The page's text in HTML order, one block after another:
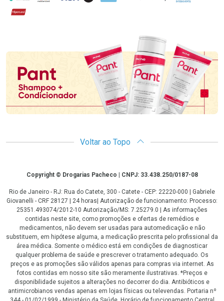
Hipercard
Promoção em Destaque
Voltar ao Topo
CopyrightCopyright © Drogarias Pacheco | CNPJ: 33.438.250/0187-08
Rio de Janeiro - RJ: Rua do Catete, 300 - Catete - CEP: 22220-000 | Gabriele
Giovanelli - CRF 28127 | 24 horas| Autorização de funcionamento: Processo:
25351.493074/2012-10 Autorização/MS: 7.25279.0 | As informações
contidas neste site, como promoções e ofertas de remédios e
medicamentos, não devem ser usadas para automedicação e não
substituem, em hipótese alguma, a medicação prescrita pelo profissional da
área médica. Somente o médico está em condições de diagnosticar
qualquer problema de saúde e prescrever o tratamento adequado. Os
preços e as promoções são válidos apenas para compras via internet. As
fotos contidas em nosso site são meramente ilustrativas. *Preços e
disponibilidade sujeitos a alterações no decorrer do dia. Antibióticos e
antimicrobianos vendas apenas em lojas físicas ou televendas. Portaria nº